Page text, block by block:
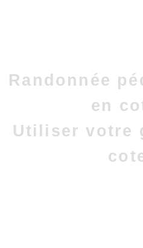
Randonnée
en
Utiliser votre